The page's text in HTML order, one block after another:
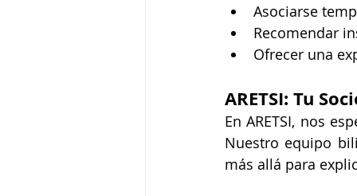
Asociarse
Recomendar
Ofrecer una
ARETSI: Tu
En ARETSI, nos
Nuestro equipo
más allá para